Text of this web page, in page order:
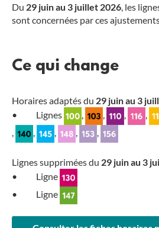
Du 29 juin au 3 juillet 2026, les
sont concernées par ces
Ce qui change
Horaires adaptés du 29 juin au 3
• Lignes
, , , ,
,
, , , ,
Lignes supprimées du 29 juin au 3
• Ligne
• Ligne